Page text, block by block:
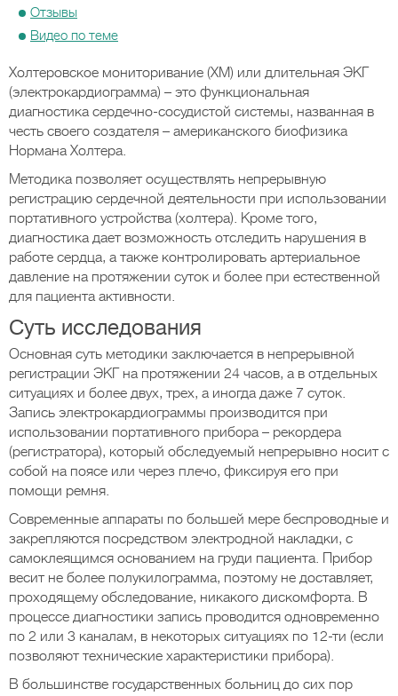
Отзывы
Видео по теме
Холтеровское мониторивание (ХМ) или длительная ЭКГ
(электрокардиограмма) – это функциональная
диагностика сердечно-сосудистой системы, названная в
честь своего создателя – американского биофизика
Нормана Холтера.
Методика позволяет осуществлять непрерывную
регистрацию сердечной деятельности при использовании
портативного устройства (холтера). Кроме того,
диагностика дает возможность отследить нарушения в
работе сердца, а также контролировать артериальное
давление на протяжении суток и более при естественной
для пациента активности.
Суть исследования
Основная суть методики заключается в непрерывной
регистрации ЭКГ на протяжении 24 часов, а в отдельных
ситуациях и более двух, трех, а иногда даже 7 суток.
Запись электрокардиограммы производится при
использовании портативного прибора – рекордера
(регистратора), который обследуемый непрерывно носит с
собой на поясе или через плечо, фиксируя его при
помощи ремня.
Современные аппараты по большей мере беспроводные и
закрепляются посредством электродной накладки, с
самоклеящимся основанием на груди пациента. Прибор
весит не более полукилограмма, поэтому не доставляет,
проходящему обследование, никакого дискомфорта. В
процессе диагностики запись проводится одновременно
по 2 или 3 каналам, в некоторых ситуациях по 12-ти (если
позволяют технические характеристики прибора).
В большинстве государственных больниц до сих пор